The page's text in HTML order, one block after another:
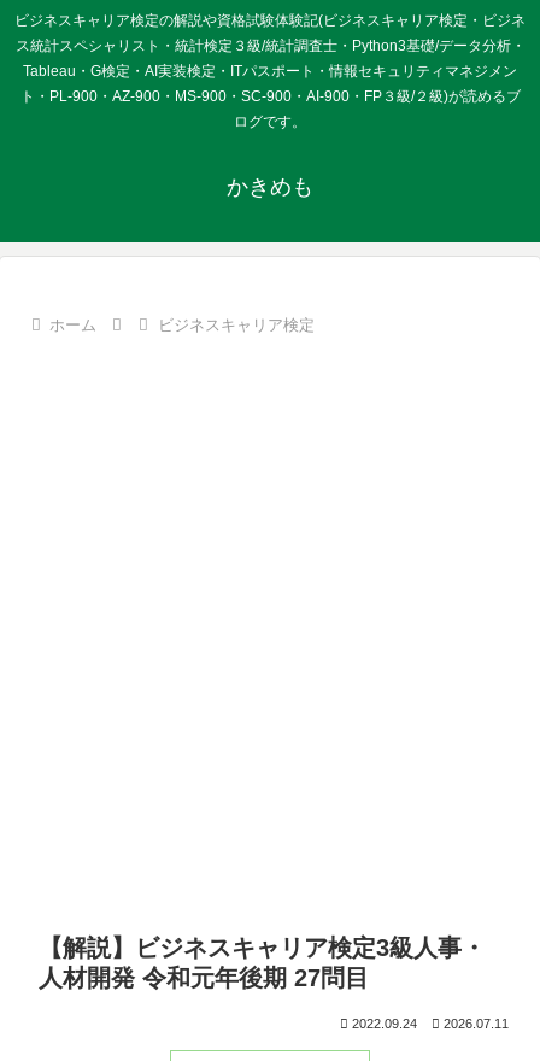
ビジネスキャリア検定の解説や資格試験体験記(ビジネスキャリア検定・ビジネ
ス統計スペシャリスト・統計検定３級/統計調査士・Python3基礎/データ分析・
Tableau・G検定・AI実装検定・ITパスポート・情報セキュリティマネジメン
ト・PL-900・AZ-900・MS-900・SC-900・AI-900・FP３級/２級)が読めるブ
ログです。
かきめも
ホーム ビジネスキャリア検定
【解説】ビジネスキャリア検定3級人事・
人材開発 令和元年後期 27問目
2022.09.24 2026.07.11